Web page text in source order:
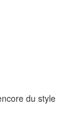
du style